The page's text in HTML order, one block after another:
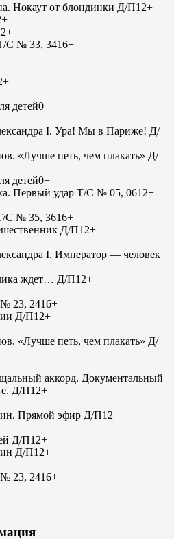
Нокаут от блондинки Д/П12+
С № 33, 3416+
детей0+
I. Ура! Мы в Париже! Д/
«Лучше петь, чем плакать» Д/
детей0+
Первый удар Т/С № 05, 0612+
С № 35, 3616+
Д/П12+
I. Император — человек
ждет… Д/П12+
23, 2416+
Д/П12+
«Лучше петь, чем плакать» Д/
аккорд. Документальный
Д/П12+
Прямой эфир Д/П12+
Д/П12+
Д/П12+
23, 2416+